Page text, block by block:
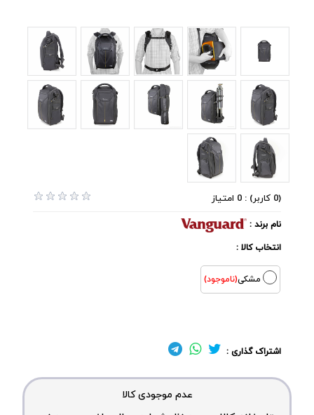
(0 کاربر) : 0 امتیاز
نام برند :
انتخاب کالا :
مشکی(ناموجود)
اشتراک گذاری :
عدم موجودی کالا